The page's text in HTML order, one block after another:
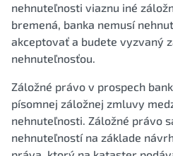
nehnuteľnosti viaznu iné
bremená, banka nemusí
akceptovať a budete vyzvaný
nehnuteľnosťou.
Záložné právo v prospech
písomnej záložnej zmluvy
nehnuteľnosti. Záložné právo
nehnuteľností na základe